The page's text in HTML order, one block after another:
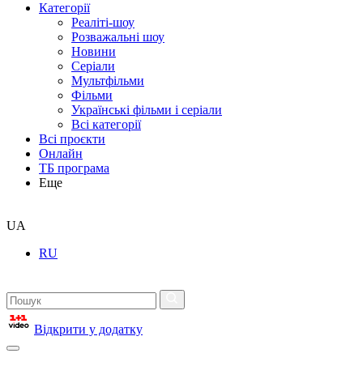
Категорії
Реаліті-шоу
Розважальні шоу
Новини
Серіали
Мультфільми
Фільми
Українські фільми і серіали
Всі категорії
Всі проєкти
Онлайн
ТБ програма
Еще
UA
RU
Відкрити у додатку